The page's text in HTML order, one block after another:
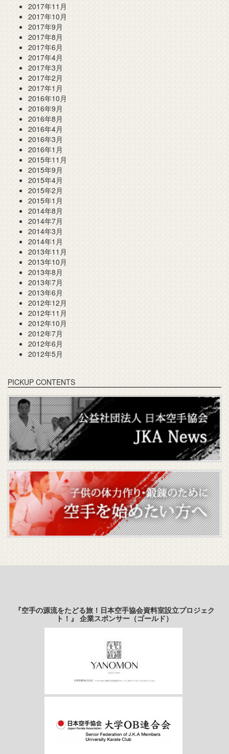
2017年11月
2017年10月
2017年9月
2017年8月
2017年6月
2017年4月
2017年3月
2017年2月
2017年1月
2016年10月
2016年9月
2016年8月
2016年4月
2016年3月
2016年1月
2015年11月
2015年9月
2015年4月
2015年2月
2015年1月
2014年8月
2014年7月
2014年3月
2014年1月
2013年11月
2013年10月
2013年8月
2013年7月
2013年6月
2012年12月
2012年11月
2012年10月
2012年7月
2012年6月
2012年5月
PICKUP CONTENTS
『空手の源流をたどる旅！日本空手協会資料室設立プロジェク
ト！』 企業スポンサー（ゴールド）